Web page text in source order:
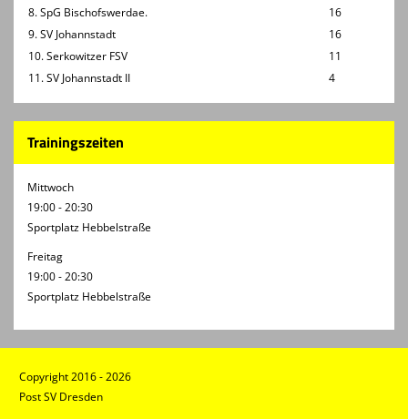
8. SpG Bischofswerdae.
16
9. SV Johannstadt
16
10. Serkowitzer FSV
11
11. SV Johannstadt II
4
Trainingszeiten
Mittwoch
19:00 - 20:30
Sportplatz Hebbelstraße
Freitag
19:00 - 20:30
Sportplatz Hebbelstraße
Copyright 2016 - 2026
Post SV Dresden